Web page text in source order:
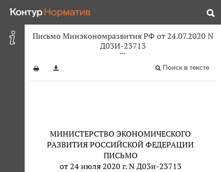
Письмо Минэкономразвития РФ от 24.07.2020 N
Д03И-23713
Поиск в тексте
МИНИСТЕРСТВО ЭКОНОМИЧЕСКОГО
РАЗВИТИЯ РОССИЙСКОЙ ФЕДЕРАЦИИ
ПИСЬМО
от 24 июля 2020 г. N Д03и-23713